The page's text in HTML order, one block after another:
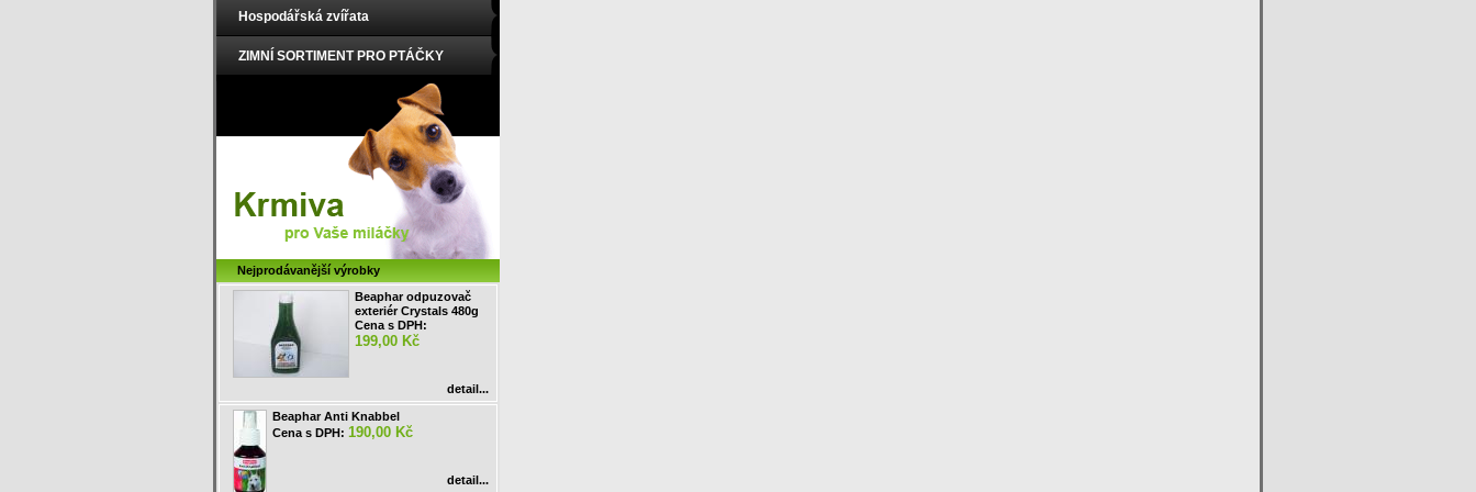
Hospodářská zvířata
ZIMNÍ SORTIMENT PRO PTÁČKY
Nejprodávanější výrobky
Beaphar odpuzovač
exteriér Crystals 480g
Cena s DPH:
199,00 Kč
detail...
Beaphar Anti Knabbel
Cena s DPH: 190,00 Kč
detail...